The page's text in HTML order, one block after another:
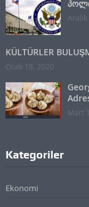
KÜLTÜRLER
Ocak 18, 2020
Mart
Kategoriler
Ekonomi